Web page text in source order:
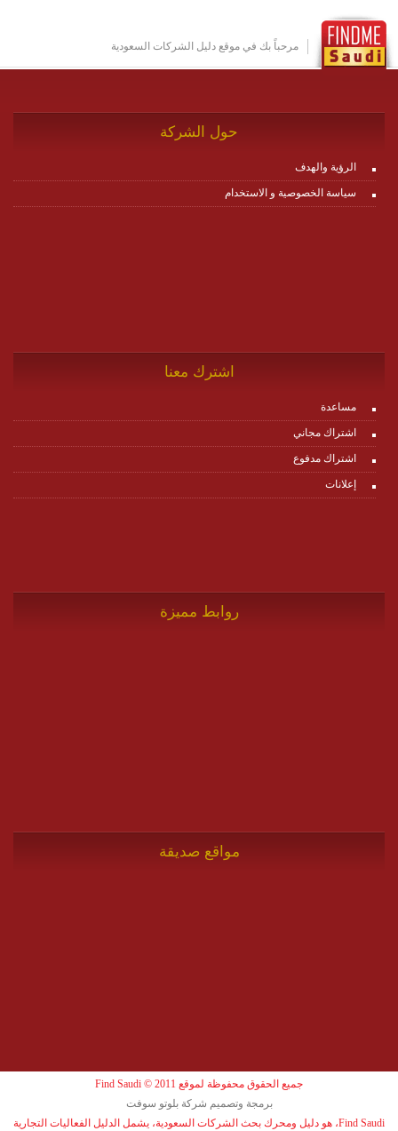
http://www.plutosms.com/zagel
مرحباً بك في موقع دليل الشركات السعودية
حول الشركة
الرؤية والهدف
سياسة الخصوصية و الاستخدام
اشترك معنا
مساعدة
اشتراك مجاني
اشتراك مدفوع
إعلانات
روابط مميزة
مواقع صديقة
جميع الحقوق محفوظة لموقع Find Saudi © 2011
برمجة وتصميم شركة بلوتو سوفت
Find Saudi، هو دليل ومحرك بحث الشركات السعودية، يشمل الدليل الفعاليات التجارية